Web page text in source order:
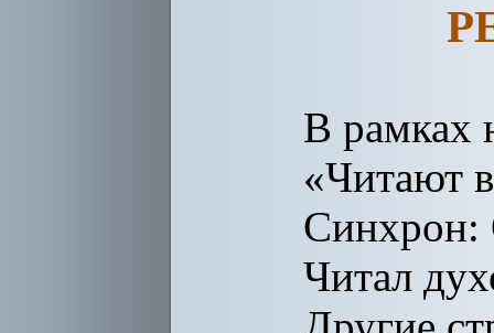
В рамках
«Читают
Синхрон:
Читал